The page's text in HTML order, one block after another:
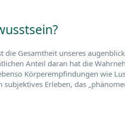
die Gesamtheit unseres
Anteil daran hat die
Körperempfindungen wie
subjektives Erleben, das